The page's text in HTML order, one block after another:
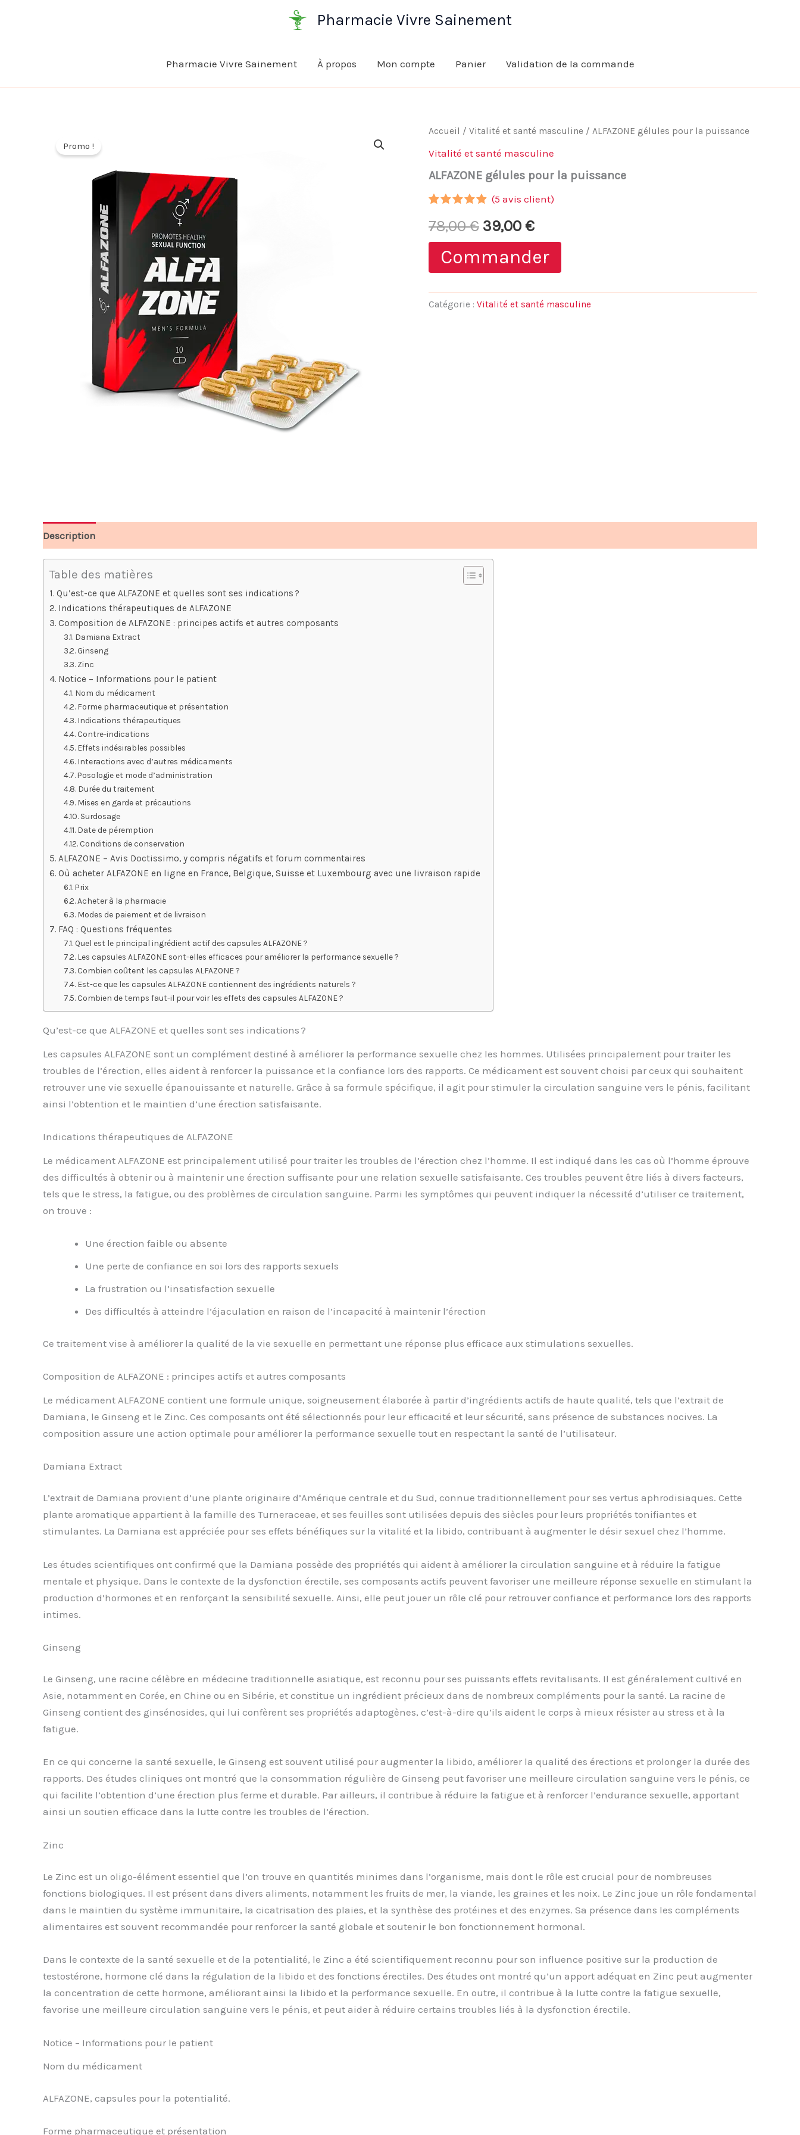
Pharmacie Vivre Sainement
Pharmacie Vivre Sainement À propos Mon compte Panier Validation de la commande
Promo !
Accueil / Vitalité et santé masculine / ALFAZONE gélules pour la puissance
Vitalité et santé masculine
ALFAZONE gélules pour la puissance
sur 5
basé sur
notations
client
(5 avis client)
78,00€ Le
prix
initial
était :
39,00 €Le
prix
actuel
est :
Commander
Catégorie : Vitalité et santé masculine
Description
Table des matières
Qu’est-ce que ALFAZONE et quelles sont ses indications ?
Indications thérapeutiques de ALFAZONE
Composition de ALFAZONE : principes actifs et autres composants
Damiana Extract
Ginseng
Zinc
Notice – Informations pour le patient
Nom du médicament
Forme pharmaceutique et présentation
Indications thérapeutiques
Contre-indications
Effets indésirables possibles
Interactions avec d’autres médicaments
Posologie et mode d’administration
Durée du traitement
Mises en garde et précautions
Surdosage
Date de péremption
Conditions de conservation
ALFAZONE – Avis Doctissimo, y compris négatifs et forum commentaires
Où acheter ALFAZONE en ligne en France, Belgique, Suisse et Luxembourg avec une livraison rapide
Prix
Acheter à la pharmacie
Modes de paiement et de livraison
FAQ : Questions fréquentes
Quel est le principal ingrédient actif des capsules ALFAZONE ?
Les capsules ALFAZONE sont-elles efficaces pour améliorer la performance sexuelle ?
Combien coûtent les capsules ALFAZONE ?
Est-ce que les capsules ALFAZONE contiennent des ingrédients naturels ?
Combien de temps faut-il pour voir les effets des capsules ALFAZONE ?
Qu’est-ce que ALFAZONE et quelles sont ses indications ?
Les capsules ALFAZONE sont un complément destiné à améliorer la performance sexuelle chez les hommes. Utilisées principalement pour traiter les
troubles de l’érection, elles aident à renforcer la puissance et la confiance lors des rapports. Ce médicament est souvent choisi par ceux qui souhaitent
retrouver une vie sexuelle épanouissante et naturelle. Grâce à sa formule spécifique, il agit pour stimuler la circulation sanguine vers le pénis, facilitant
ainsi l’obtention et le maintien d’une érection satisfaisante.
Indications thérapeutiques de ALFAZONE
Le médicament ALFAZONE est principalement utilisé pour traiter les troubles de l’érection chez l’homme. Il est indiqué dans les cas où l’homme éprouve
des difficultés à obtenir ou à maintenir une érection suffisante pour une relation sexuelle satisfaisante. Ces troubles peuvent être liés à divers facteurs,
tels que le stress, la fatigue, ou des problèmes de circulation sanguine. Parmi les symptômes qui peuvent indiquer la nécessité d’utiliser ce traitement,
on trouve :
Une érection faible ou absente
Une perte de confiance en soi lors des rapports sexuels
La frustration ou l’insatisfaction sexuelle
Des difficultés à atteindre l’éjaculation en raison de l’incapacité à maintenir l’érection
Ce traitement vise à améliorer la qualité de la vie sexuelle en permettant une réponse plus efficace aux stimulations sexuelles.
Composition de ALFAZONE : principes actifs et autres composants
Le médicament ALFAZONE contient une formule unique, soigneusement élaborée à partir d’ingrédients actifs de haute qualité, tels que l’extrait de
Damiana, le Ginseng et le Zinc. Ces composants ont été sélectionnés pour leur efficacité et leur sécurité, sans présence de substances nocives. La
composition assure une action optimale pour améliorer la performance sexuelle tout en respectant la santé de l’utilisateur.
Damiana Extract
L’extrait de Damiana provient d’une plante originaire d’Amérique centrale et du Sud, connue traditionnellement pour ses vertus aphrodisiaques. Cette
plante aromatique appartient à la famille des Turneraceae, et ses feuilles sont utilisées depuis des siècles pour leurs propriétés tonifiantes et
stimulantes. La Damiana est appréciée pour ses effets bénéfiques sur la vitalité et la libido, contribuant à augmenter le désir sexuel chez l’homme.
Les études scientifiques ont confirmé que la Damiana possède des propriétés qui aident à améliorer la circulation sanguine et à réduire la fatigue
mentale et physique. Dans le contexte de la dysfonction érectile, ses composants actifs peuvent favoriser une meilleure réponse sexuelle en stimulant la
production d’hormones et en renforçant la sensibilité sexuelle. Ainsi, elle peut jouer un rôle clé pour retrouver confiance et performance lors des rapports
intimes.
Ginseng
Le Ginseng, une racine célèbre en médecine traditionnelle asiatique, est reconnu pour ses puissants effets revitalisants. Il est généralement cultivé en
Asie, notamment en Corée, en Chine ou en Sibérie, et constitue un ingrédient précieux dans de nombreux compléments pour la santé. La racine de
Ginseng contient des ginsénosides, qui lui confèrent ses propriétés adaptogènes, c’est-à-dire qu’ils aident le corps à mieux résister au stress et à la
fatigue.
En ce qui concerne la santé sexuelle, le Ginseng est souvent utilisé pour augmenter la libido, améliorer la qualité des érections et prolonger la durée des
rapports. Des études cliniques ont montré que la consommation régulière de Ginseng peut favoriser une meilleure circulation sanguine vers le pénis, ce
qui facilite l’obtention d’une érection plus ferme et durable. Par ailleurs, il contribue à réduire la fatigue et à renforcer l’endurance sexuelle, apportant
ainsi un soutien efficace dans la lutte contre les troubles de l’érection.
Zinc
Le Zinc est un oligo-élément essentiel que l’on trouve en quantités minimes dans l’organisme, mais dont le rôle est crucial pour de nombreuses
fonctions biologiques. Il est présent dans divers aliments, notamment les fruits de mer, la viande, les graines et les noix. Le Zinc joue un rôle fondamental
dans le maintien du système immunitaire, la cicatrisation des plaies, et la synthèse des protéines et des enzymes. Sa présence dans les compléments
alimentaires est souvent recommandée pour renforcer la santé globale et soutenir le bon fonctionnement hormonal.
Dans le contexte de la santé sexuelle et de la potentialité, le Zinc a été scientifiquement reconnu pour son influence positive sur la production de
testostérone, hormone clé dans la régulation de la libido et des fonctions érectiles. Des études ont montré qu’un apport adéquat en Zinc peut augmenter
la concentration de cette hormone, améliorant ainsi la libido et la performance sexuelle. En outre, il contribue à la lutte contre la fatigue sexuelle,
favorise une meilleure circulation sanguine vers le pénis, et peut aider à réduire certains troubles liés à la dysfonction érectile.
Notice – Informations pour le patient
Nom du médicament
ALFAZONE, capsules pour la potentialité.
Forme pharmaceutique et présentation